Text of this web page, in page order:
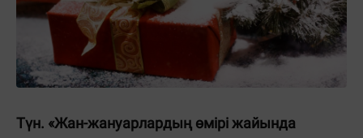
Түн. «Жан-жануарлардың өмірі жайында